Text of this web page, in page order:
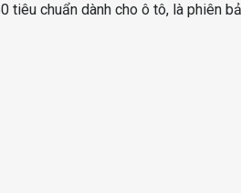
tiêu chuẩn dành cho ô tô, là phiên